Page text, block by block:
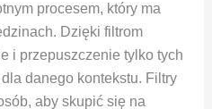
procesem, który ma
Dzięki filtrom
i przepuszczenie tylko tych
danego kontekstu. Filtry
aby skupić się na